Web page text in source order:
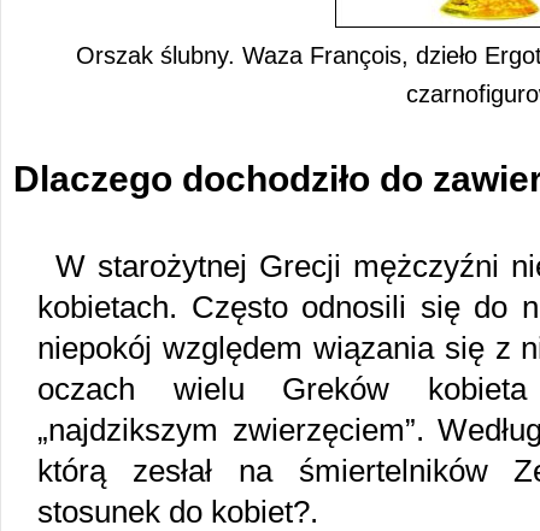
Orszak ślubny. Waza François, dzieło
Dlaczego dochodziło do
W starożytnej Grecji mężczyźni
kobietach. Często odnosili się do
niepokój względem wiązania się z
oczach wielu Greków kobieta
„najdzikszym zwierzęciem”.
którą zesłał na śmiertelników
stosunek do kobiet?.